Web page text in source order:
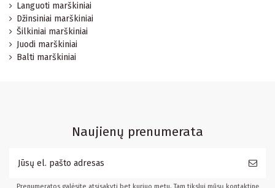
Languoti marškiniai
Džinsiniai marškiniai
Šilkiniai marškiniai
Juodi marškiniai
Balti marškiniai
Naujienų prenumerata